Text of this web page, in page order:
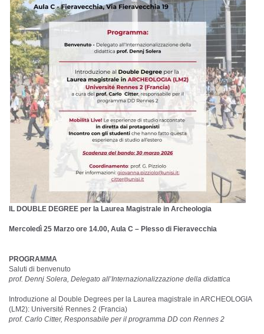
IL DOUBLE DEGREE per la Laurea Magistrale in Archeologia
Mercoledì 25 Marzo ore 14.00, Aula C – Plesso di Fieravecchia
PROGRAMMA
Saluti di benvenuto
prof. Dennj Solera, Delegato all’Internazionalizzazione della didattica
Introduzione al Double Degrees per la Laurea magistrale in ARCHEOLOGIA
(LM2): Université Rennes 2 (Francia)
prof. Carlo Citter, Responsabile per il programma DD con Rennes 2